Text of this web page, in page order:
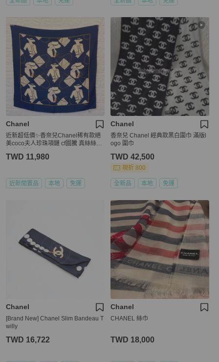
Chanel
近新超低價✨香奈兒Chanel稀有款絕
美coco夫人珍珠項鏈 cf圖騰 真絲絲巾
TWD 11,980
近新閒置品 本地 免運
Chanel
香奈兒 Chanel 經典款黑白圍巾 滿版l
ogo 圍巾
TWD 42,500
現折 800
全新品 本地 免運
Chanel
[Brand New] Chanel Slim Bandeau T
willy
TWD 16,722
Chanel
CHANEL 絲巾
TWD 18,000